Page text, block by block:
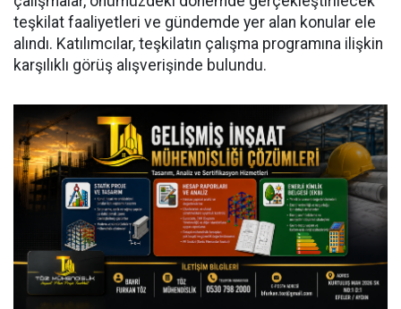
teşkilat faaliyetleri ve gündemde yer alan konular ele
alındı. Katılımcılar, teşkilatın çalışma programına ilişkin
karşılıklı görüş alışverişinde bulundu.